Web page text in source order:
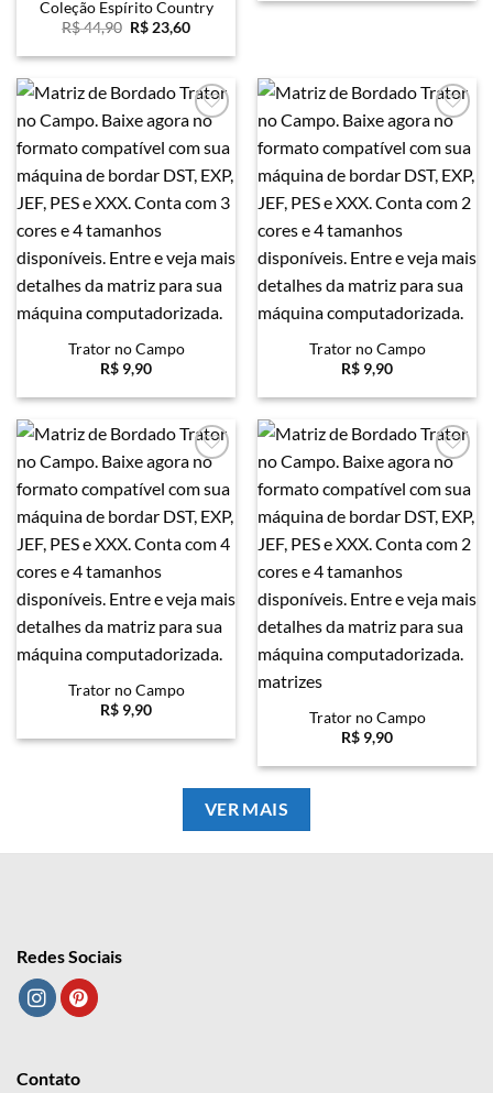
Coleção Espírito Country
R$44,90 O
original
R$ 44,90.
R$23,60O
atual
R$ 23,60.
Trator no Campo
R$ 9,90
Trator no Campo
R$ 9,90
Trator no Campo
R$ 9,90
Trator no Campo
R$ 9,90
VER MAIS
Redes Sociais
Contato